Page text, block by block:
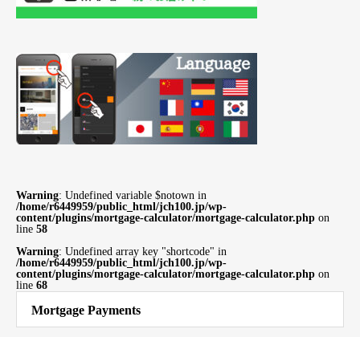
Warning: Undefined variable $notown in
/home/r6449959/public_html/jch100.jp/wp-
content/plugins/mortgage-calculator/mortgage-calculator.php on
line 58
Warning: Undefined array key "shortcode" in
/home/r6449959/public_html/jch100.jp/wp-
content/plugins/mortgage-calculator/mortgage-calculator.php on
line 68
Mortgage Payments